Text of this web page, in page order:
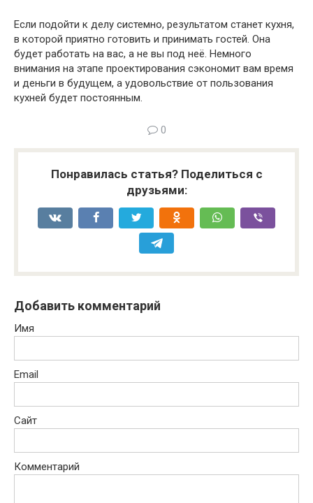
Если подойти к делу системно, результатом станет кухня,
в которой приятно готовить и принимать гостей. Она
будет работать на вас, а не вы под неё. Немного
внимания на этапе проектирования сэкономит вам время
и деньги в будущем, а удовольствие от пользования
кухней будет постоянным.
0
Понравилась статья? Поделиться с
друзьями:
Добавить комментарий
Имя
Email
Сайт
Комментарий